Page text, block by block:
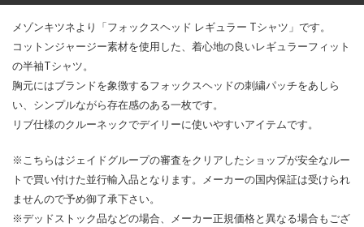
メゾンキツネより「フォックスヘッド レギュラー Tシャツ」です。
コットンジャージー素材を使用した、着心地の良いレギュラーフィット
の半袖Tシャツ。
胸元にはブランドを象徴するフォックスヘッドの刺繍パッチをあしら
い、シンプルながら存在感のある一枚です。
リブ仕様のクルーネックでデイリーに使いやすいアイテムです。
※こちらはジェイドグループの審査をクリアしたショップが安全なルー
トで買い付けた並行輸入品となります。メーカーの国内保証は受けられ
ませんので予め御了承下さい。
※デッドストック品などの場合、メーカー正規価格と異なる場合もござ